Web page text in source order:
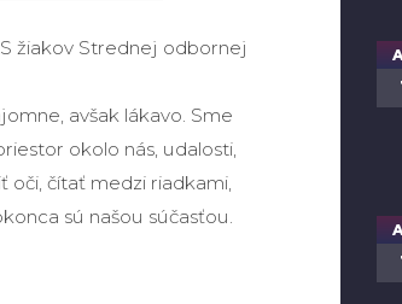
žiakov Strednej odbornej
avšak lákavo. Sme
okolo nás, udalosti,
čítať medzi riadkami,
sú našou súčasťou.